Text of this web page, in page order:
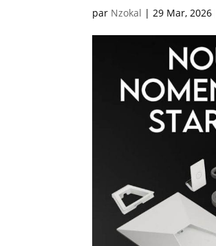
par Nzokal | 29 Mar, 2026